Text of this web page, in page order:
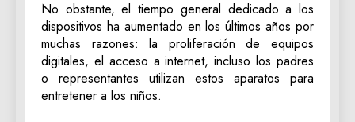
No obstante, el tiempo general dedicado a los
dispositivos ha aumentado en los últimos años por
muchas razones: la proliferación de equipos
digitales, el acceso a internet, incluso los padres
o representantes utilizan estos aparatos para
entretener a los niños.